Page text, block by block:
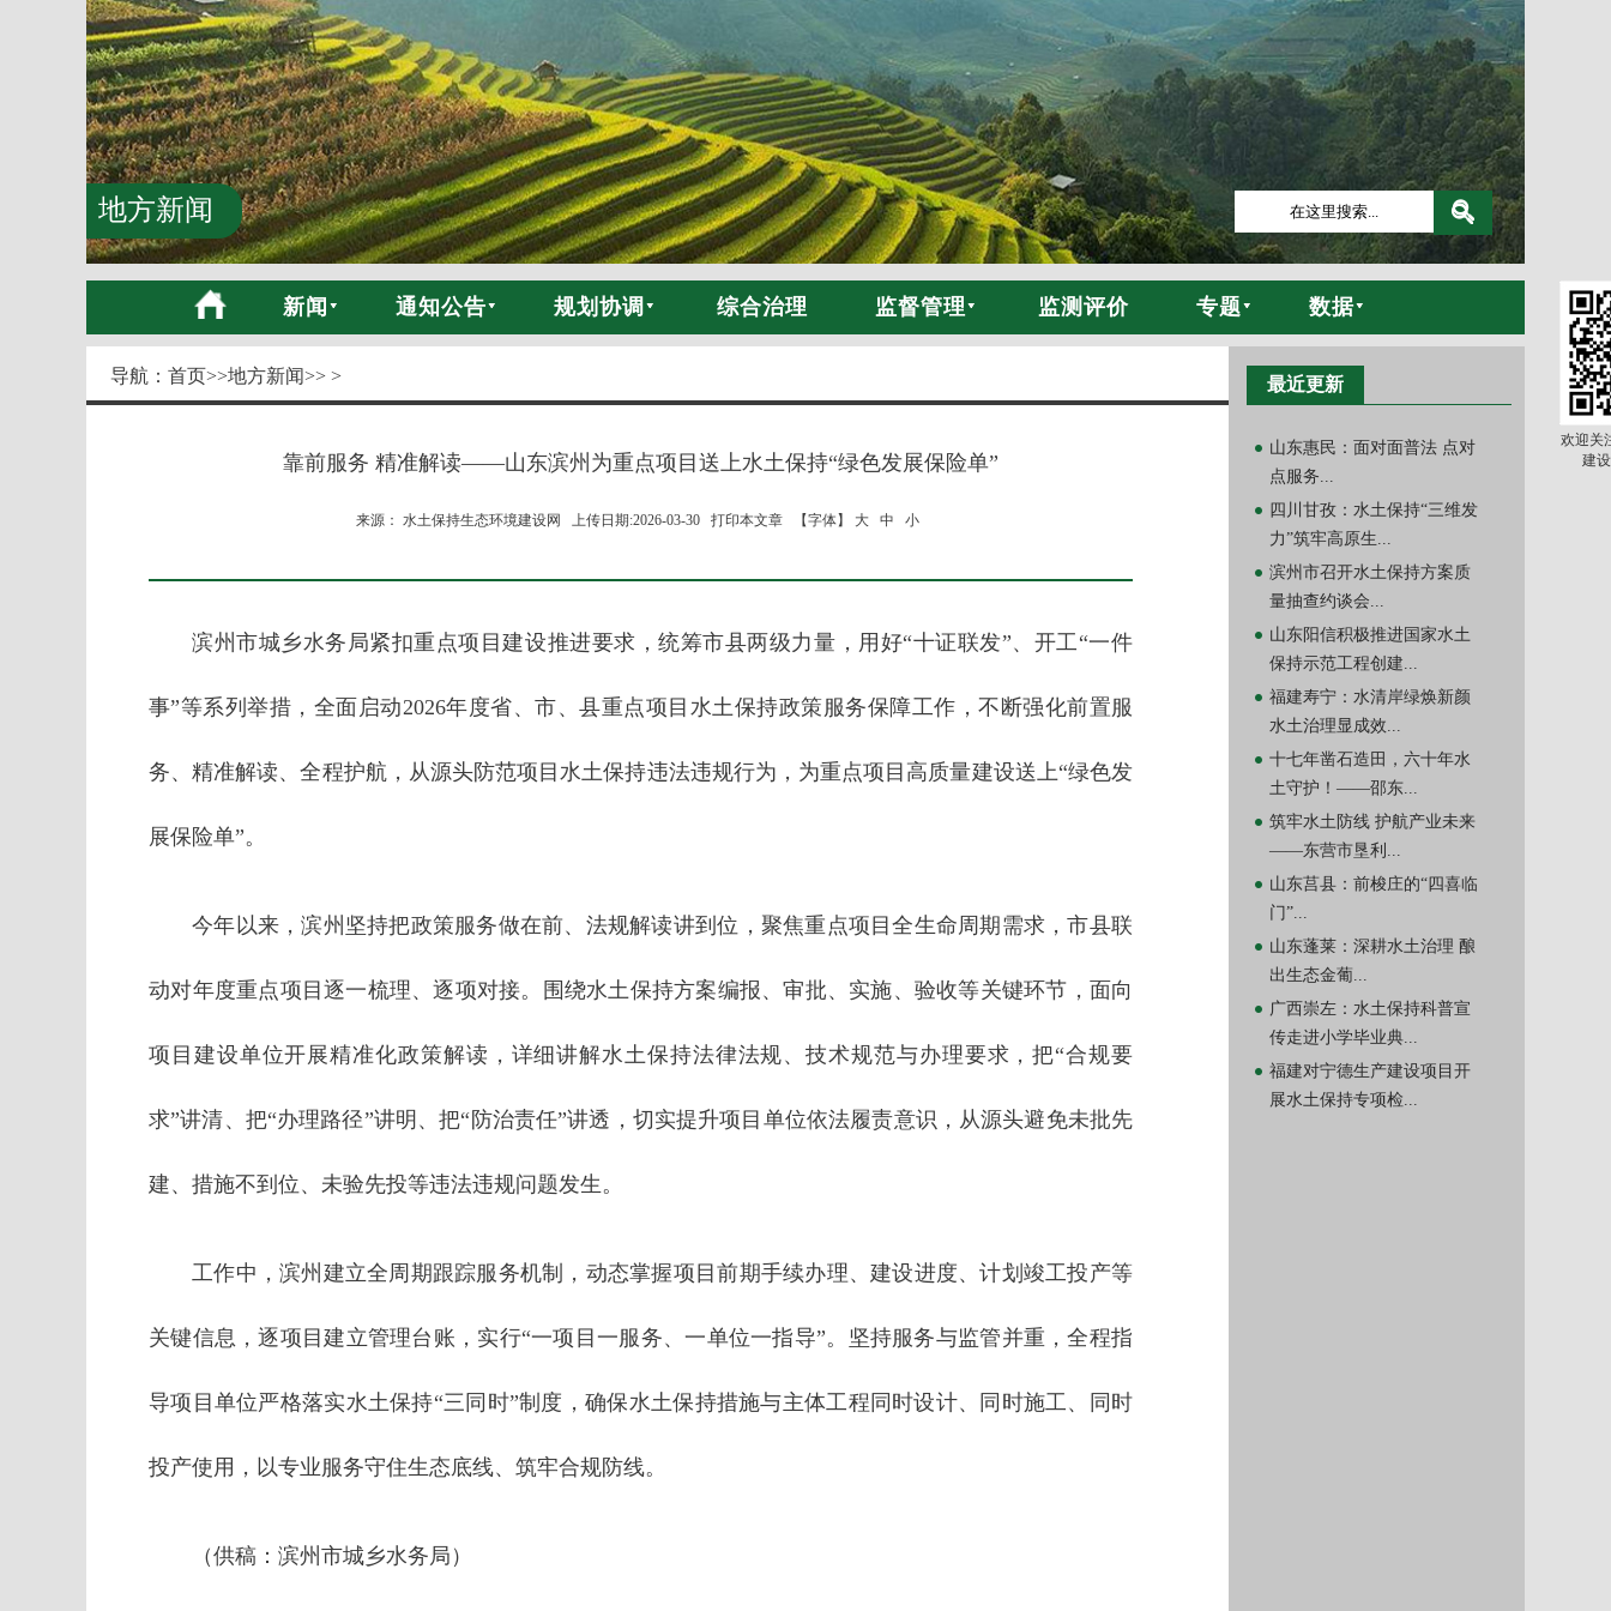
地方新闻
新闻 通知公告 规划协调 综合治理 监督管理 监测评价 专题 数据
导航： 首页>>地方新闻>> >
靠前服务 精准解读——山东滨州为重点项目送上水土保持“绿色发展保险单”
来源： 水土保持生态环境建设网 上传日期:2026-03-30 打印本文章 【字体】 大 中 小
滨州市城乡水务局紧扣重点项目建设推进要求，统筹市县两级力量，用好“十证联发”、开工“一件
事”等系列举措，全面启动2026年度省、市、县重点项目水土保持政策服务保障工作，不断强化前置服
务、精准解读、全程护航，从源头防范项目水土保持违法违规行为，为重点项目高质量建设送上“绿色发
展保险单”。
今年以来，滨州坚持把政策服务做在前、法规解读讲到位，聚焦重点项目全生命周期需求，市县联
动对年度重点项目逐一梳理、逐项对接。围绕水土保持方案编报、审批、实施、验收等关键环节，面向
项目建设单位开展精准化政策解读，详细讲解水土保持法律法规、技术规范与办理要求，把“合规要
求”讲清、把“办理路径”讲明、把“防治责任”讲透，切实提升项目单位依法履责意识，从源头避免未批先
建、措施不到位、未验先投等违法违规问题发生。
工作中，滨州建立全周期跟踪服务机制，动态掌握项目前期手续办理、建设进度、计划竣工投产等
关键信息，逐项目建立管理台账，实行“一项目一服务、一单位一指导”。坚持服务与监管并重，全程指
导项目单位严格落实水土保持“三同时”制度，确保水土保持措施与主体工程同时设计、同时施工、同时
投产使用，以专业服务守住生态底线、筑牢合规防线。
（供稿：滨州市城乡水务局）
最近更新
山东惠民：面对面普法 点对
点服务...
四川甘孜：水土保持“三维发
力”筑牢高原生...
滨州市召开水土保持方案质
量抽查约谈会...
山东阳信积极推进国家水土
保持示范工程创建...
福建寿宁：水清岸绿焕新颜
水土治理显成效...
十七年凿石造田，六十年水
土守护！——邵东...
筑牢水土防线 护航产业未来
——东营市垦利...
山东莒县：前梭庄的“四喜临
门”...
山东蓬莱：深耕水土治理 酿
出生态金葡...
广西崇左：水土保持科普宣
传走进小学毕业典...
福建对宁德生产建设项目开
展水土保持专项检...
欢迎关
建